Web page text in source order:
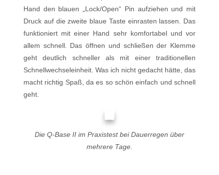
Hand den blauen „Lock/Open“ Pin aufziehen und mit
Druck auf die zweite blaue Taste einrasten lassen. Das
funktioniert mit einer Hand sehr komfortabel und vor
allem schnell. Das öffnen und schließen der Klemme
geht deutlich schneller als mit einer traditionellen
Schnellwechseleinheit. Was ich nicht gedacht hätte, das
macht richtig Spaß, da es so schön einfach und schnell
geht.
Die Q-Base II im Praxistest bei Dauerregen über
mehrere Tage.